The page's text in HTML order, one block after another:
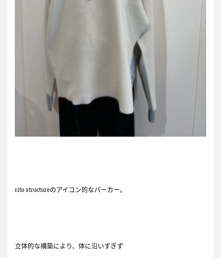
rito structureのアイコン的なパーカー。
立体的な構築により、体に沿いすぎず